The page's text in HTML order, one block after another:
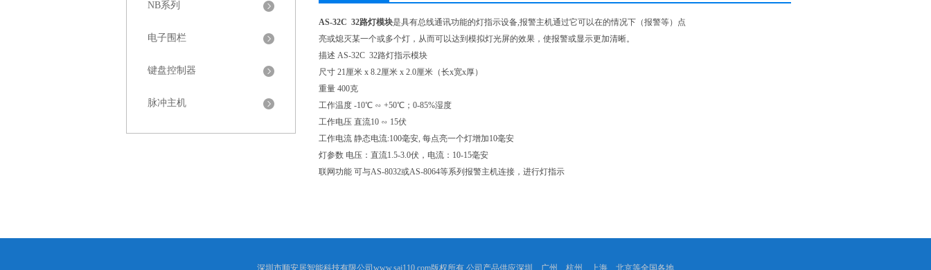
NB系列
电子围栏
键盘控制器
脉冲主机
AS-32C 32路灯模块是具有总线通讯功能的灯指示设备,报警主机通过它可以在的情况下（报警等）点
亮或熄灭某一个或多个灯，从而可以达到模拟灯光屏的效果，使报警或显示更加清晰。
描述 AS-32C 32路灯指示模块
尺寸 21厘米 x 8.2厘米 x 2.0厘米（长x宽x厚）
重量 400克
工作温度 -10℃ ∽ +50℃；0-85%湿度
工作电压 直流10 ∽ 15伏
工作电流 静态电流:100毫安, 每点亮一个灯增加10毫安
灯参数 电压：直流1.5-3.0伏，电流：10-15毫安
联网功能 可与AS-8032或AS-8064等系列报警主机连接，进行灯指示
深圳市顺安居智能科技有限公司www.saj110.com版权所有 公司产品供应深圳、广州、杭州、上海、北京等全国各地